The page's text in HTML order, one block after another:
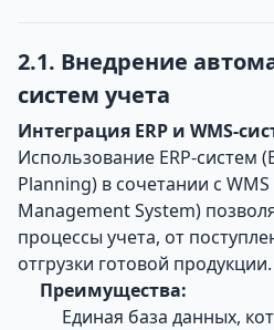
2.1. Внедрение
систем учета
Интеграция ERP и WMS-
Использование ERP-систем
Planning) в сочетании с
Management System)
процессы учета, от
отгрузки готовой продукции.
Преимущества:
Единая база данных,